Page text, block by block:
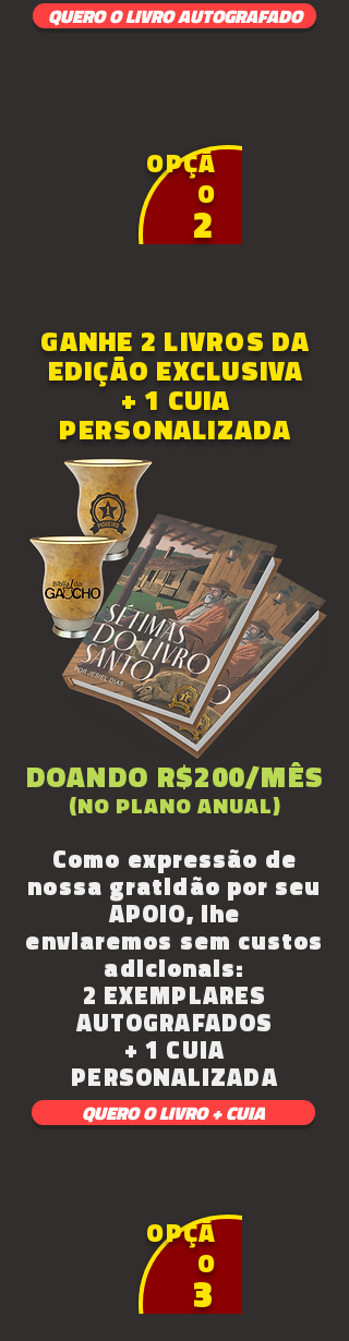
QUERO O LIVRO AUTOGRAFADO
OPÇÃ
O
2
GANHE 2 LIVROS DA
EDIÇÃO EXCLUSIVA
+ 1 CUIA
PERSONALIZADA
DOANDO R$200/MÊS
(NO PLANO ANUAL)
Como expressão de
nossa gratidão por seu
APOIO, lhe
enviaremos sem custos
adicionais:
2 EXEMPLARES
AUTOGRAFADOS
+ 1 CUIA
PERSONALIZADA
QUERO O LIVRO + CUIA
OPÇÃ
O
3